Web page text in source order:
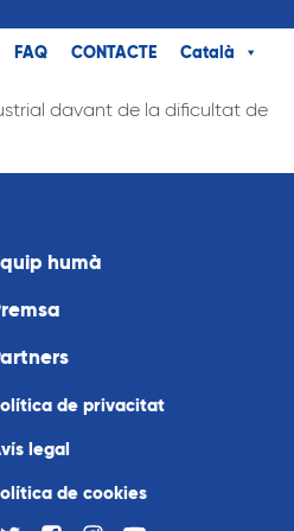
FAQ CONTACTE Català
davant de la dificultat de
humà
de privacitat
legal
de cookies